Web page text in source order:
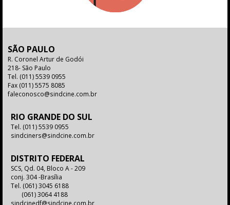
SÃO PAULO
R. Coronel Artur de Godói
218- São Paulo
Tel. (011) 5539 0955
Fax (011) 5575 8085
faleconosco@sindcine.com.br
RIO GRANDE DO SUL
Tel. (011) 5539 0955
sindciners@sindcine.com.br
DISTRITO FEDERAL
SCS, Qd. 04, Bloco A - 209
conj. 304 -Brasília
Tel. (061) 3045 6188
(061) 3064 4188
sindcinedf@sindcine.com.br